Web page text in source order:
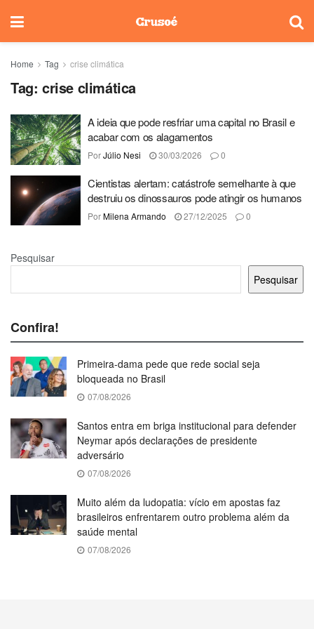
Home Tag crise climática
Tag: crise climática
A ideia que pode resfriar uma capital no Brasil e
acabar com os alagamentos
PorJúlio Nesi 30/03/2026 0
Cientistas alertam: catástrofe semelhante à que
destruiu os dinossauros pode atingir os humanos
PorMilena Armando 27/12/2025 0
Pesquisar
Pesquisar
Confira!
Primeira-dama pede que rede social seja
bloqueada no Brasil
07/08/2026
Santos entra em briga institucional para defender
Neymar após declarações de presidente
adversário
07/08/2026
Muito além da ludopatia: vício em apostas faz
brasileiros enfrentarem outro problema além da
saúde mental
07/08/2026